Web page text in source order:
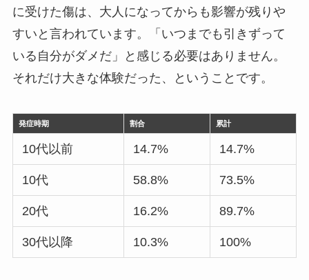
に受けた傷は、大人になってからも影響が残りや
すいと言われています。「いつまでも引きずって
いる自分がダメだ」と感じる必要はありません。
それだけ大きな体験だった、ということです。
発症時期 割合 累計
10代以前 14.7% 14.7%
10代 58.8% 73.5%
20代 16.2% 89.7%
30代以降 10.3% 100%